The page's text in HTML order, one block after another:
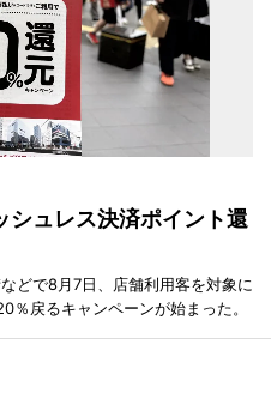
シュレス決済ポイント還
どで8月7日、店舗利用客を対象に
％戻るキャンペーンが始まった。